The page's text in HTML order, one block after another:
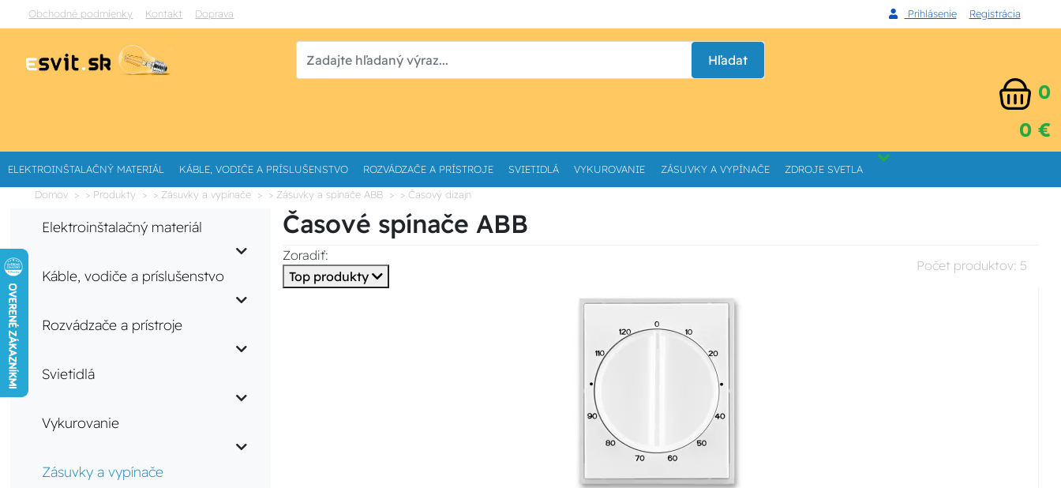
Obchodné podmienky Kontakt Doprava Prihlásenie Registrácia
Hľadat
0
0 €
ELEKTROINŠTALAČNÝ MATERIÁL KÁBLE, VODIČE A PRÍSLUŠENSTVO ROZVÁDZAČE A PRÍSTROJE SVIETIDLÁ VYKUROVANIE ZÁSUVKY A VYPÍNAČE ZDROJE SVETLA
Domov > Produkty > Zásuvky a vypínače > Zásuvky a spínače ABB > Časový dizajn
Elektroinštalačný materiál
Káble, vodiče a príslušenstvo
Rozvádzače a prístroje
Svietidlá
Vykurovanie
Zásuvky a vypínače
Časové spínače ABB
Zoradiť:
Top produkty
Počet produktov: 5